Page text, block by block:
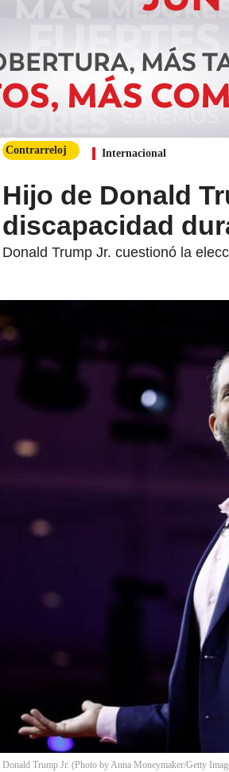
Contrarreloj Internacional
Hijo de Donald
discapacidad
Donald Trump Jr. cuestionó la
Donald Trump Jr. (Photo by Anna Moneymaker/Getty